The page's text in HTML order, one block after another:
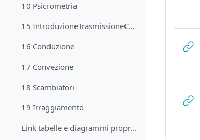
10 Psicrometria
15 IntroduzioneTrasmissioneCalore
16 Conduzione
17 Convezione
18 Scambiatori
19 Irraggiamento
Link tabelle e diagrammi proprietà acqua e R134A